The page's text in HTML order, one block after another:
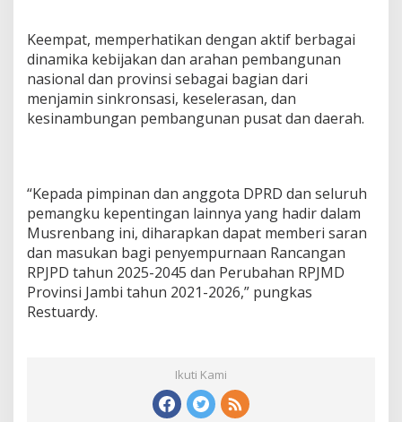
Keempat, memperhatikan dengan aktif berbagai
dinamika kebijakan dan arahan pembangunan
nasional dan provinsi sebagai bagian dari
menjamin sinkronsasi, keselerasan, dan
kesinambungan pembangunan pusat dan daerah.
“Kepada pimpinan dan anggota DPRD dan seluruh
pemangku kepentingan lainnya yang hadir dalam
Musrenbang ini, diharapkan dapat memberi saran
dan masukan bagi penyempurnaan Rancangan
RPJPD tahun 2025-2045 dan Perubahan RPJMD
Provinsi Jambi tahun 2021-2026,” pungkas
Restuardy.
Ikuti Kami